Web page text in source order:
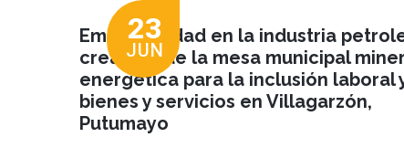
23
JUN
Empleabilidad en la industria
creación de la mesa municipal
energética para la inclusión laboral
bienes y servicios en Villagarzón,
Putumayo